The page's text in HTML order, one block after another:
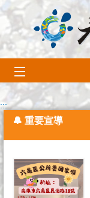
跳到主要內容區塊
:::
🔔 重要宣導